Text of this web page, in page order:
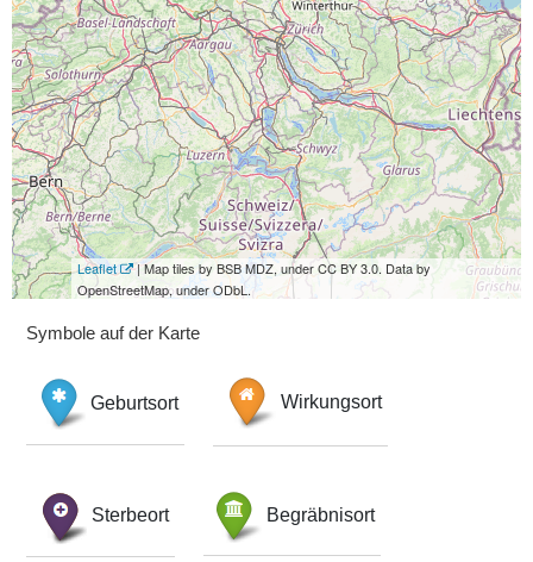
Leaflet
| Map tiles by BSB MDZ, under CC BY 3.0. Data by
OpenStreetMap, under ODbL.
Symbole auf der Karte
Geburtsort Wirkungsort
Sterbeort Begräbnisort